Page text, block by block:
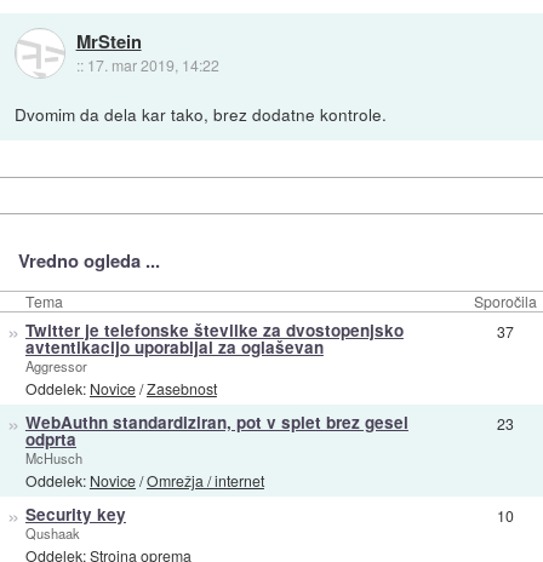
MrStein
:: 17. mar 2019, 14:22
Dvomim da dela kar tako, brez dodatne kontrole.
Vredno ogleda ...
Tema Sporočila
» Twitter je telefonske številke za dvostopenjsko
avtentikacijo uporabljal za oglaševan
Aggressor
Oddelek: Novice/Zasebnost
37
» WebAuthn standardiziran, pot v splet brez gesel
odprta
McHusch
Oddelek: Novice/Omrežja / internet
23
» Security key
Qushaak
Oddelek:Strojna oprema
10